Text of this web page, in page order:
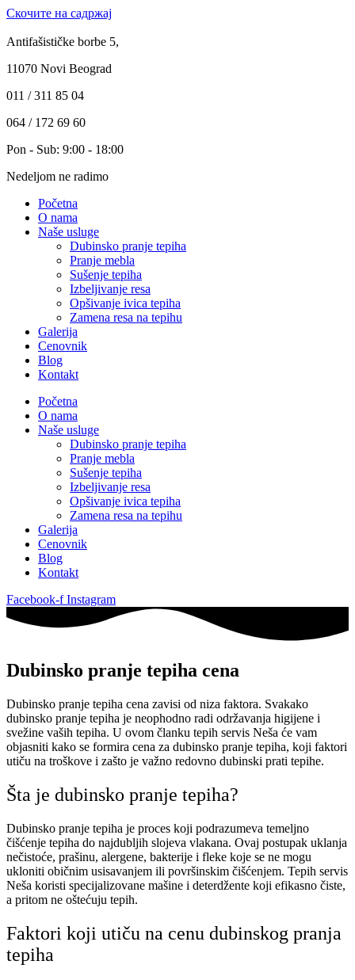
Скочите на садржај
Antifašističke borbe 5,
11070 Novi Beograd
011 / 311 85 04
064 / 172 69 60
Pon - Sub: 9:00 - 18:00
Nedeljom ne radimo
Početna
O nama
Naše usluge
Dubinsko pranje tepiha
Pranje mebla
Sušenje tepiha
Izbeljivanje resa
Opšivanje ivica tepiha
Zamena resa na tepihu
Galerija
Cenovnik
Blog
Kontakt
Početna
O nama
Naše usluge
Dubinsko pranje tepiha
Pranje mebla
Sušenje tepiha
Izbeljivanje resa
Opšivanje ivica tepiha
Zamena resa na tepihu
Galerija
Cenovnik
Blog
Kontakt
Facebook-f Instagram
Dubinsko pranje tepiha cena
Dubinsko pranje tepiha cena zavisi od niza faktora. Svakako
dubinsko pranje tepiha je neophodno radi održavanja higijene i
svežine vaših tepiha. U ovom članku tepih servis Neša će vam
objasniti kako se formira cena za dubinsko pranje tepiha, koji faktori
utiču na troškove i zašto je važno redovno dubinski prati tepihe.
Šta je dubinsko pranje tepiha?
Dubinsko pranje tepiha je proces koji podrazumeva temeljno
čišćenje tepiha do najdubljih slojeva vlakana. Ovaj postupak uklanja
nečistoće, prašinu, alergene, bakterije i fleke koje se ne mogu
ukloniti običnim usisavanjem ili površinskim čišćenjem. Tepih servis
Neša koristi specijalizovane mašine i deterdžente koji efikasno čiste,
a pritom ne oštećuju tepih.
Faktori koji utiču na cenu dubinskog pranja
tepiha